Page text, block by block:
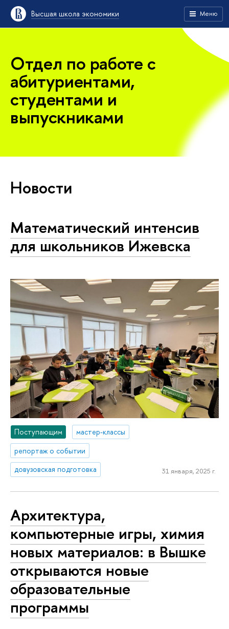
Высшая школа экономики Меню
Отдел по работе с
абитуриентами,
студентами и
выпускниками
Новости
Математический интенсив
для школьников Ижевска
Поступающим
мастер-классы
репортаж о событии
довузовская подготовка
31 января, 2025 г.
Архитектура,
компьютерные игры, химия
новых материалов: в Вышке
открываются новые
образовательные
программы